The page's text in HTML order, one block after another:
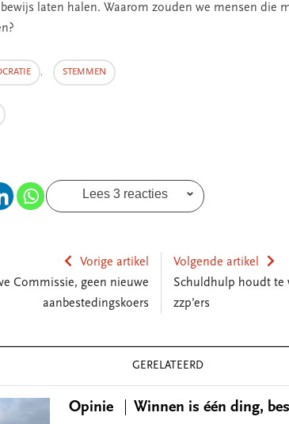
laten halen. Waarom zouden we mensen die
, STEMMEN
Lees 3 reacties
Vorige artikel
Commissie, geen nieuwe
aanbestedingskoers
Volgende artikel
Schuldhulp houdt te
zzp’ers
GERELATEERD
Opinie Winnen is één ding,